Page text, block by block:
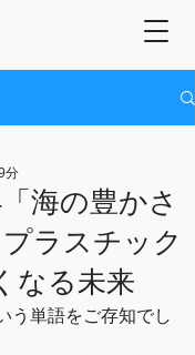
海の豊かさ
ラスチック
なる未来
分
う単語をご存知でし